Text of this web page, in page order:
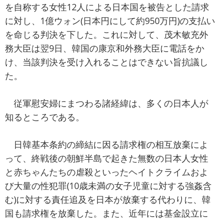
を自称する女性12人による日本国を被告とした請求
に対し、1億ウォン(日本円にして約950万円)の支払い
を命じる判決を下した。これに対して、茂木敏充外
務大臣は翌9日、韓国の康京和外務大臣に電話をか
け、当該判決を受け入れることはできない旨抗議し
た。
従軍慰安婦にまつわる諸経緯は、多くの日本人が
知るところである。
日韓基本条約の締結に因る請求権の相互放棄によ
って、終戦後の朝鮮半島で起きた無数の日本人女性
と赤ちゃんたちの虐殺といったヘイトクライムおよ
び大量の性犯罪(10歳未満の女子児童に対する強姦含
む)に対する責任追及を日本が放棄する代わりに、韓
国も請求権を放棄した。また、近年には基金設立に